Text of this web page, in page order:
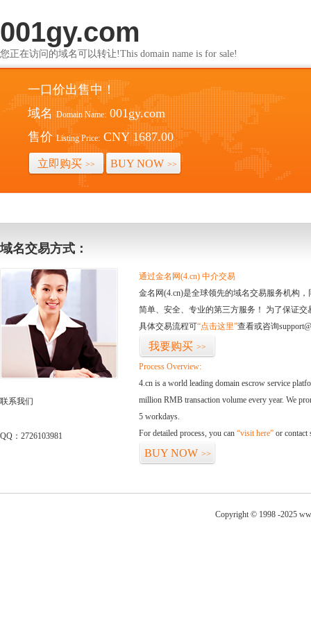
001gy.com
您正在访问的域名可以转让!This domain name is for sale!
一口价出售中！
域名 Domain Name: 001gy.com
售价 Listing Price: CNY 1687.00
立即购买 >> BUY NOW >>
域名交易方式：
联系我们
QQ：2726103981
通过金名网(4.cn) 中介交易
金名网(4.cn)是全球领先的域名交易服务机构
简单、安全、专业的第三方服务！ 为了保证
具体交易流程可“点击这里”查看或咨询
我要购买 >>
Process Overview:
4.cn is a world leading domain escrow service
million RMB transaction volume every year. We
5 workdays.
For detailed process, you can “visit here” or contact
BUY NOW >>
Copyright © 1998 -2025